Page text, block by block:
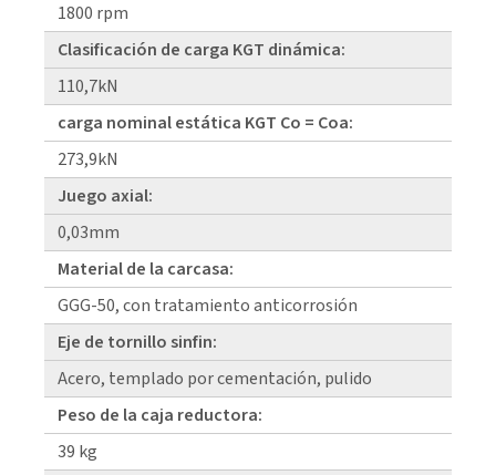
1800 rpm
Clasificación de carga KGT dinámica:
110,7kN
carga nominal estática KGT Co = Coa:
273,9kN
Juego axial:
0,03mm
Material de la carcasa:
GGG-50, con tratamiento anticorrosión
Eje de tornillo sinfin:
Acero, templado por cementación, pulido
Peso de la caja reductora:
39 kg